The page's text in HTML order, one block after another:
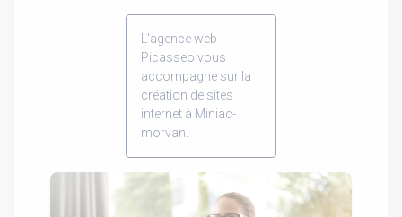
L'agence web
Picasseo vous
accompagne sur la
création de sites
internet à Miniac-
morvan.